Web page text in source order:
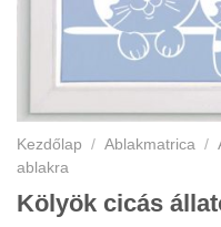
Kezdőlap / Ablakmatrica /
ablakra
Kölyök cicás